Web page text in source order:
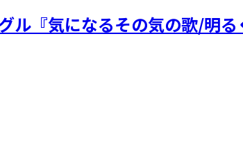
『気になるその気の歌/明る